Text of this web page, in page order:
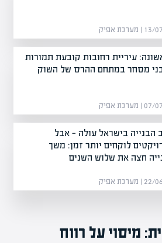
מערכת אפיק
עיריית רחובות קובעת תמורות
מסחר במתחם ההרס של השוק
מערכת אפיק
הבנייה בישראל עולה — אבל
לוקחים יותר זמן: משך
חצה את שלוש השנים
מערכת אפיק
מיסוי על רווח